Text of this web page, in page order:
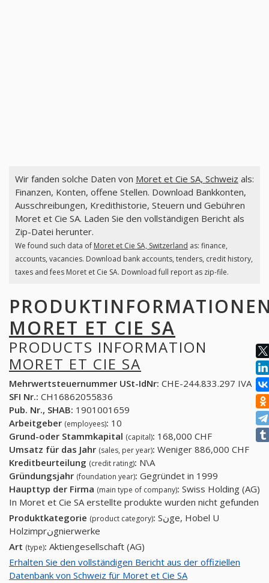
Wir fanden solche Daten von Moret et Cie SA, Schweiz als:
Finanzen, Konten, offene Stellen. Download Bankkonten,
Ausschreibungen, Kredithistorie, Steuern und Gebühren
Moret et Cie SA. Laden Sie den vollständigen Bericht als
Zip-Datei herunter.
We found such data of Moret et Cie SA, Switzerland as: finance,
accounts, vacancies. Download bank accounts, tenders, credit history,
taxes and fees Moret et Cie SA. Download full report as zip-file.
MORET ET CIE SA
PRODUCTS INFORMATION
MORET ET CIE SA
Mehrwertsteuernummer USt-IdNr: CHE-244.833.297 IVA
SFI Nr.: CH16862055836
Pub. Nr., SHAB: 1901001659
Arbeitgeber (employees): 10
Grund-oder Stammkapital (capital): 168,000 CHF
Umsatz für das Jahr (sales, per year): Weniger 886,000 CHF
Kreditbeurteilung (credit rating): N\A
Gründungsjahr (foundation year): Gegründet in 1999
Haupttyp der Firma (main type of company): Swiss Holding (AG)
In Moret et Cie SA erstellte produkte wurden nicht gefunden
Produktkategorie (product category): Sنge, Hobel U
Holzimprنgnierwerke
Art (type): Aktiengesellschaft (AG)
Erhalten Sie den vollständigen Bericht aus der offiziellen
Datenbank von Schweiz für Moret et Cie SA